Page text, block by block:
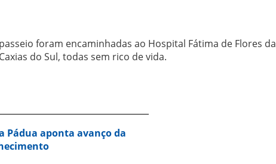
foram encaminhadas ao Hospital Fátima de Flores da
do Sul, todas sem rico de vida.
Pádua aponta avanço da